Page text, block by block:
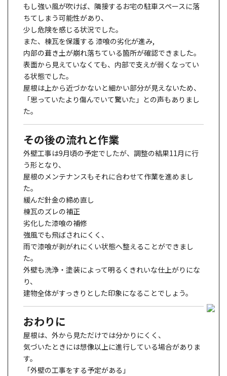
もし強い風が吹けば、隣接するお宅の駐車スペースに落
ちてしまう可能性があり、
少し危険を感じる状況でした。
また、棟瓦を保護する 漆喰の劣化が進み,
内部の葺き土が崩れ落ちている箇所が確認できました。
表面から見えていなくても、内部で支えが弱くなってい
る状態でした。
屋根は上から近づかないと細かい部分が見えないため、
「思っていたより傷んでいて驚いた」との声もありまし
た。
その後の流れと作業
外壁工事は9月頃の予定でしたが、調整の結果11月に行
う形となり、
屋根のメンテナンスもそれに合わせて作業を進めまし
た。
緩んだ針金の締め直し
棟瓦のズレの補正
劣化した漆喰の補修
強風でも飛ばされにくく、
雨で漆喰が剥がれにくい状態へ整えることができまし
た。
外壁も洗浄・塗装によって明るくきれいな仕上がりにな
り、
建物全体がすっきりとした印象になることでしょう。
おわりに
屋根は、外から見ただけでは分かりにくく、
気づいたときには想像以上に進行している場合がありま
す。
「外壁の工事をする予定がある」